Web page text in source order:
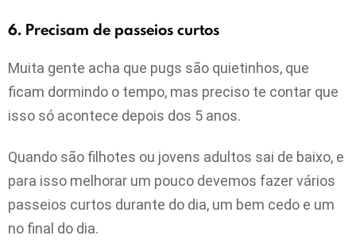
6. Precisam de passeios curtos
Muita gente acha que pugs são quietinhos, que
ficam dormindo o tempo, mas preciso te contar que
isso só acontece depois dos 5 anos.
Quando são filhotes ou jovens adultos sai de baixo, e
para isso melhorar um pouco devemos fazer vários
passeios curtos durante do dia, um bem cedo e um
no final do dia.